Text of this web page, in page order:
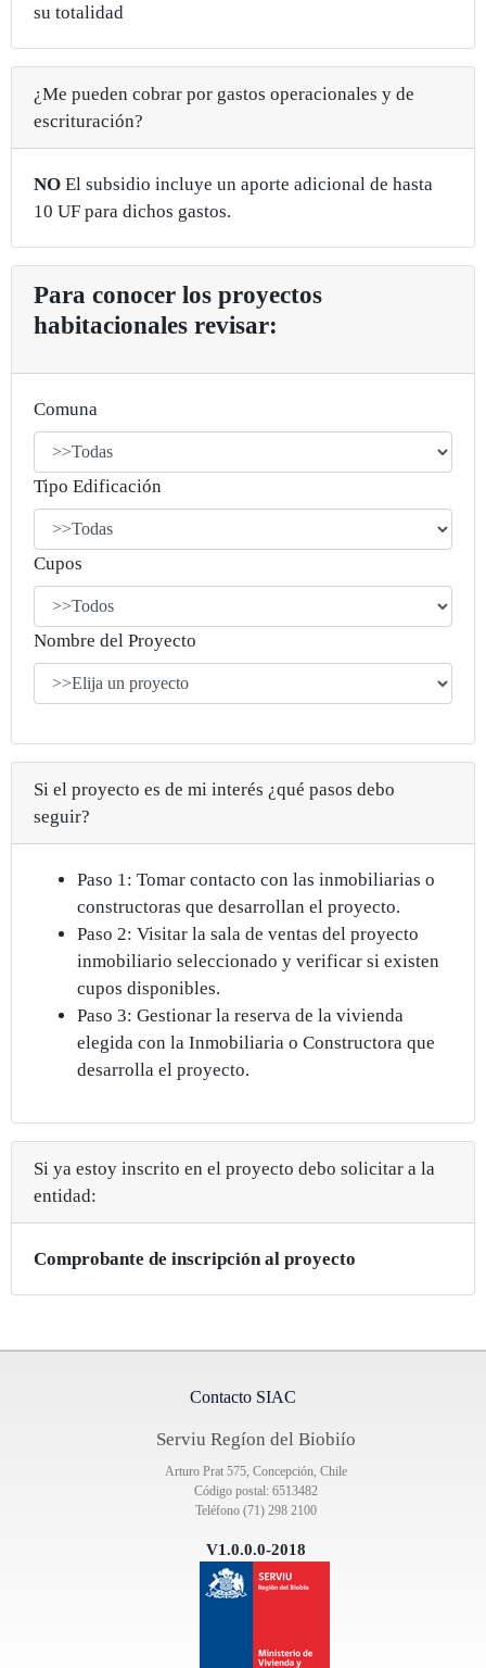
su totalidad
¿Me pueden cobrar por gastos operacionales y de
escrituración?
NO El subsidio incluye un aporte adicional de hasta
10 UF para dichos gastos.
Para conocer los proyectos
habitacionales revisar:
Comuna
Tipo Edificación
Cupos
Nombre del Proyecto
Si el proyecto es de mi interés ¿qué pasos debo
seguir?
Paso 1: Tomar contacto con las inmobiliarias o
constructoras que desarrollan el proyecto.
Paso 2: Visitar la sala de ventas del proyecto
inmobiliario seleccionado y verificar si existen
cupos disponibles.
Paso 3: Gestionar la reserva de la vivienda
elegida con la Inmobiliaria o Constructora que
desarrolla el proyecto.
Si ya estoy inscrito en el proyecto debo solicitar a la
entidad:
Comprobante de inscripción al proyecto
Contacto SIAC
Serviu Regíon del Biobiío
Arturo Prat 575, Concepción, Chile
Código postal: 6513482
Teléfono (71) 298 2100
V1.0.0.0-2018